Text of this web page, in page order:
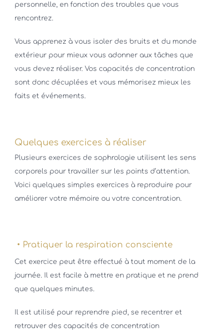
personnelle, en fonction des troubles que vous
rencontrez.
Vous apprenez à vous isoler des bruits et du monde
extérieur pour mieux vous adonner aux tâches que
vous devez réaliser. Vos capacités de concentration
sont donc décuplées et vous mémorisez mieux les
faits et événements.
Quelques exercices à réaliser
Plusieurs exercices de sophrologie utilisent les sens
corporels pour travailler sur les points d’attention.
Voici quelques simples exercices à reproduire pour
améliorer votre mémoire ou votre concentration.
• Pratiquer la respiration consciente
Cet exercice peut être effectué à tout moment de la
journée. Il est facile à mettre en pratique et ne prend
que quelques minutes.
Il est utilisé pour reprendre pied, se recentrer et
retrouver des capacités de concentration